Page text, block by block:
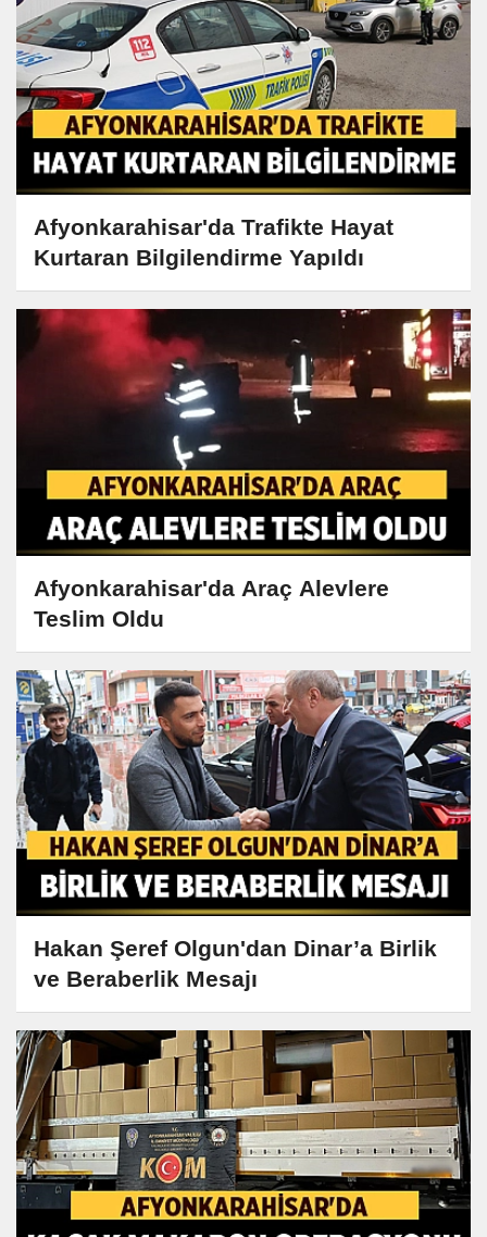
Afyonkarahisar'da Trafikte Hayat
Kurtaran Bilgilendirme Yapıldı
Afyonkarahisar'da Araç Alevlere
Teslim Oldu
Hakan Şeref Olgun'dan Dinar’a Birlik
ve Beraberlik Mesajı